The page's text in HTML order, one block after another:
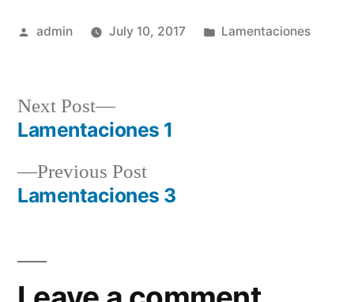
Posted
admin July 10, 2017
Posted
Lamentaciones
Post
navigation
Previous PostPrevious
post:
Lamentaciones 3
Next Post
Next
post:
Lamentaciones 1